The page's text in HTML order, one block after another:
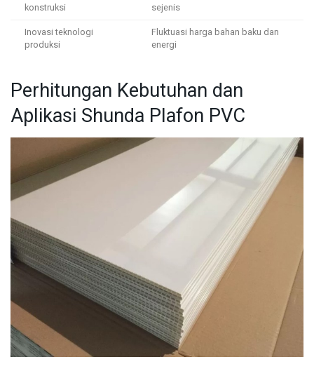
konstruksi
sejenis
Inovasi teknologi
produksi
Fluktuasi harga bahan baku dan
energi
Perhitungan Kebutuhan dan
Aplikasi Shunda Plafon PVC